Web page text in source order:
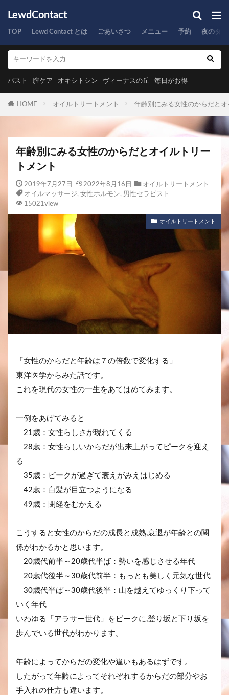
LewdContact
TOP Lewd Contact とは ごあいさつ メニュー 予約 夜のタ
バスト 膣ケア オキシトシン ヴィーナスの丘 毎日がお得
HOME オイルトリートメント 年齢別にみる女性のからだと
年齢別にみる女性のからだとオイルトリー
トメント
2019年7月27日 2022年8月16日
オイルトリートメント
オイルマッサージ, 女性ホルモン, 男性セラピスト
15021view
オイルトリートメント
「女性のからだと年齢は７の倍数で変化する」
東洋医学からみた話です。
これを現代の女性の一生をあてはめてみます。
一例をあげてみると
21歳：女性らしさが現れてくる
28歳：女性らしいからだが出来上がってピークを迎え
る
35歳：ピークが過ぎて衰えがみえはじめる
42歳：白髪が目立つようになる
49歳：閉経をむかえる
こうすると女性のからだの成長と成熟,衰退が年齢との関
係がわかるかと思います。
20歳代前半～20歳代半ば：勢いを感じさせる年代
20歳代後半～30歳代前半：もっとも美しく元気な世代
30歳代半ば～30歳代後半：山を越えてゆっくり下って
いく年代
いわゆる「アラサー世代」をピークに,登り坂と下り坂を
歩んでいる世代がわかります。
年齢によってからだの変化や違いもあるはずです。
したがって年齢によってそれぞれするからだの部分やお
手入れの仕方も違います。